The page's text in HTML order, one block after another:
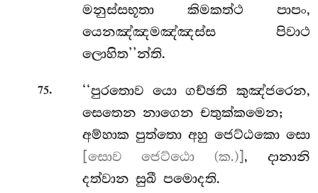
මනුස්සභූතා කිමකත්ථ පාපං,
යෙනඤ්ඤමඤ්ඤස්ස පිවාථ
ලොහිත’’න්ති.
75.
‘‘පුරතොව යො ගච්ඡති කුඤ්ජරෙන,
සෙතෙන නාගෙන චතුක්කමෙන;
අම්හාක පුත්තො අහු ජෙට්ඨකො සො
[සොව ජෙට්ඨො (ක.)], දානානි
දත්වාන සුඛී පමොදති.